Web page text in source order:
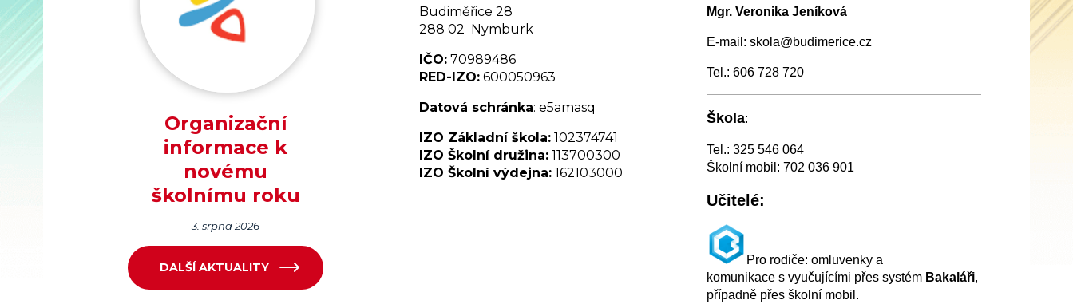
Budiměřice 28
288 02 Nymburk
IČO: 70989486
RED-IZO: 600050963
Datová schránka: e5amasq
IZO Základní škola: 102374741
IZO Školní družina: 113700300
IZO Školní výdejna: 162103000
Mgr. Veronika Jeníková
E-mail: skola@budimerice.cz
Tel.: 606 728 720
Škola:
Tel.: 325 546 064
Školní mobil: 702 036 901
Učitelé:
Pro rodiče: omluvenky a
komunikace s vyučujícími přes systém Bakaláři,
případně přes školní mobil.
Organizační
informace k
novému
školnímu roku
3. srpna 2026
DALŠÍ AKTUALITY